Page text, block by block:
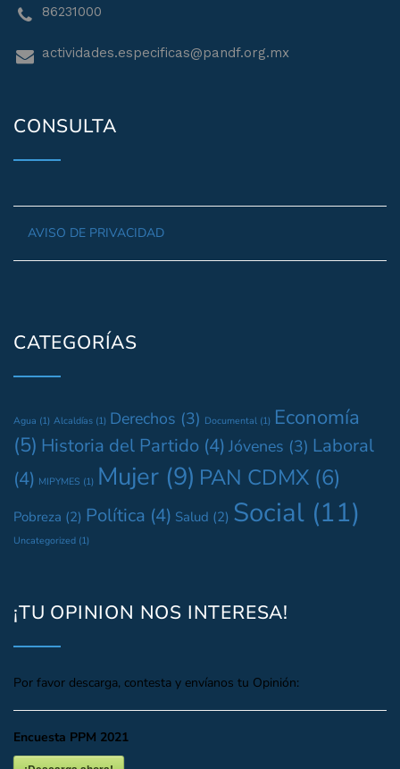
86231000
actividades.especificas@pandf.org.mx
CONSULTA
AVISO DE PRIVACIDAD
CATEGORÍAS
Agua (1) Alcaldías (1) Derechos (3) Documental (1) Economía
(5) Historia del Partido (4) Jóvenes (3) Laboral
(4) MIPYMES (1) Mujer (9) PAN CDMX (6)
Pobreza (2) Política (4) Salud (2) Social (11)
Uncategorized (1)
¡TU OPINION NOS INTERESA!
Por favor descarga, contesta y envíanos tu Opinión:
Encuesta PPM 2021